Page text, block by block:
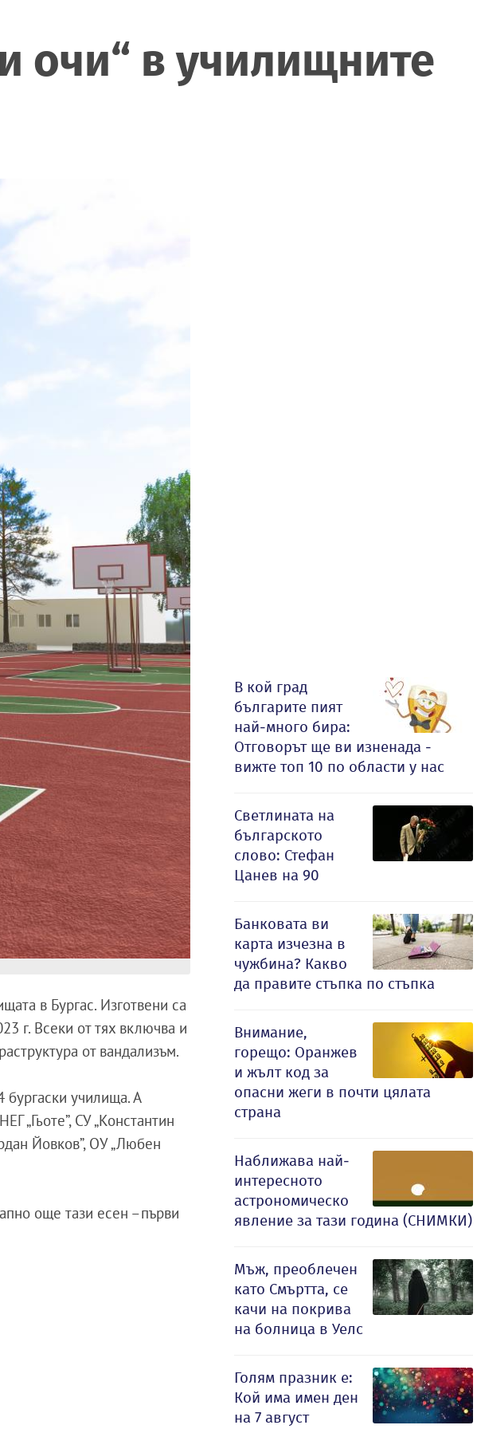
очи“ в училищните
в Бургас. Изготвени са
г. Всеки от тях включва и
от вандализъм.
бургаски училища. А
„Гьоте”, СУ „Константин
Йовков”, ОУ „Любен
още тази есен –първи
В кой град
българите пият
най-много бира:
Отговорът ще ви изненада -
вижте топ 10 по области у нас
Светлината на
българското
слово: Стефан
Цанев на 90
Банковата ви
карта изчезна в
чужбина? Какво
да правите стъпка по стъпка
Внимание,
горещо: Оранжев
и жълт код за
опасни жеги в почти цялата
страна
Наближава най-
интересното
астрономическо
явление за тази година (СНИМКИ)
Мъж, преоблечен
като Смъртта, се
качи на покрива
на болница в Уелс
Голям празник е:
Кой има имен ден
на 7 август